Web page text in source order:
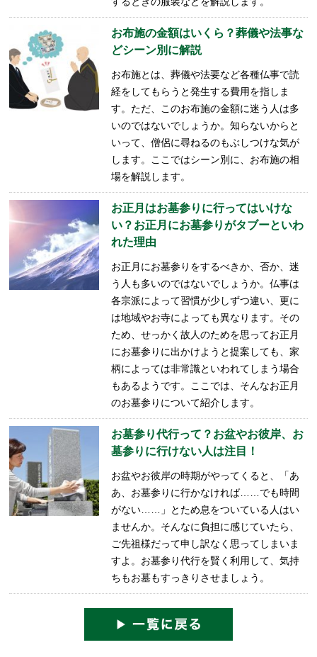
お布施の金額はいくら？葬儀や法事な
どシーン別に解説
お布施とは、葬儀や法要など各種仏事で読
経をしてもらうと発生する費用を指しま
す。ただ、このお布施の金額に迷う人は多
いのではないでしょうか。知らないからと
いって、僧侶に尋ねるのもぶしつけな気が
します。ここではシーン別に、お布施の相
場を解説します。
お正月はお墓参りに行ってはいけな
い？お正月にお墓参りがタブーといわ
れた理由
お正月にお墓参りをするべきか、否か、迷
う人も多いのではないでしょうか。仏事は
各宗派によって習慣が少しずつ違い、更に
は地域やお寺によっても異なります。その
ため、せっかく故人のためを思ってお正月
にお墓参りに出かけようと提案しても、家
柄によっては非常識といわれてしまう場合
もあるようです。ここでは、そんなお正月
のお墓参りについて紹介します。
お墓参り代行って？お盆やお彼岸、お
墓参りに行けない人は注目！
お盆やお彼岸の時期がやってくると、「あ
あ、お墓参りに行かなければ……でも時間
がない……」とため息をついている人はい
ませんか。そんなに負担に感じていたら、
ご先祖様だって申し訳なく思ってしまいま
すよ。お墓参り代行を賢く利用して、気持
ちもお墓もすっきりさせましょう。